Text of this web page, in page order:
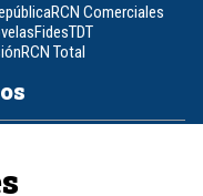
RCN Comerciales
FidesTDT
RCN Total